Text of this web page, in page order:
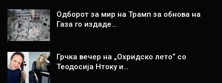
Одборот за мир на Трамп за обнова на
Газа го издаде…
Грчка вечер на „Охридско лето“ со
Теодосија Нтоку и…